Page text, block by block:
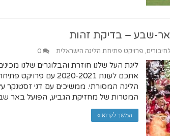
שבע – בדיקת זהות
, פרויקט פתיחת הליגה הישראלית 0
ליגת העל שלנו חוזרת והבלוגרים שלנו
אתכם לעונת 2020-2021 עם פרויקט
הליגה המסורתי. ממשיכים עם דני זסטנקר
המטרות של מחזיקת הגביע, הפועל באר
המשך לקרוא »